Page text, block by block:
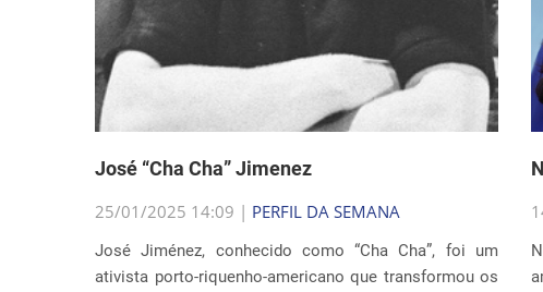
José “Cha Cha” Jimenez
25/01/2025 14:09 | PERFIL DA SEMANA
José Jiménez, conhecido como “Cha Cha”, foi um
ativista porto-riquenho-americano que transformou os